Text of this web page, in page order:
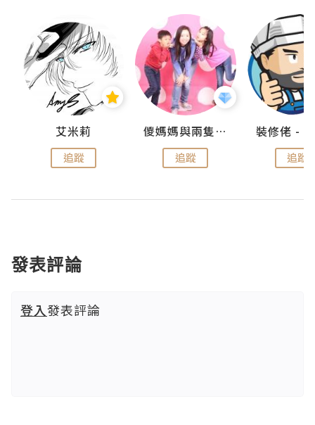
艾米莉
追蹤
儍媽媽與兩隻小魔怪之家
追蹤 追蹤
發表評論
登入發表評論